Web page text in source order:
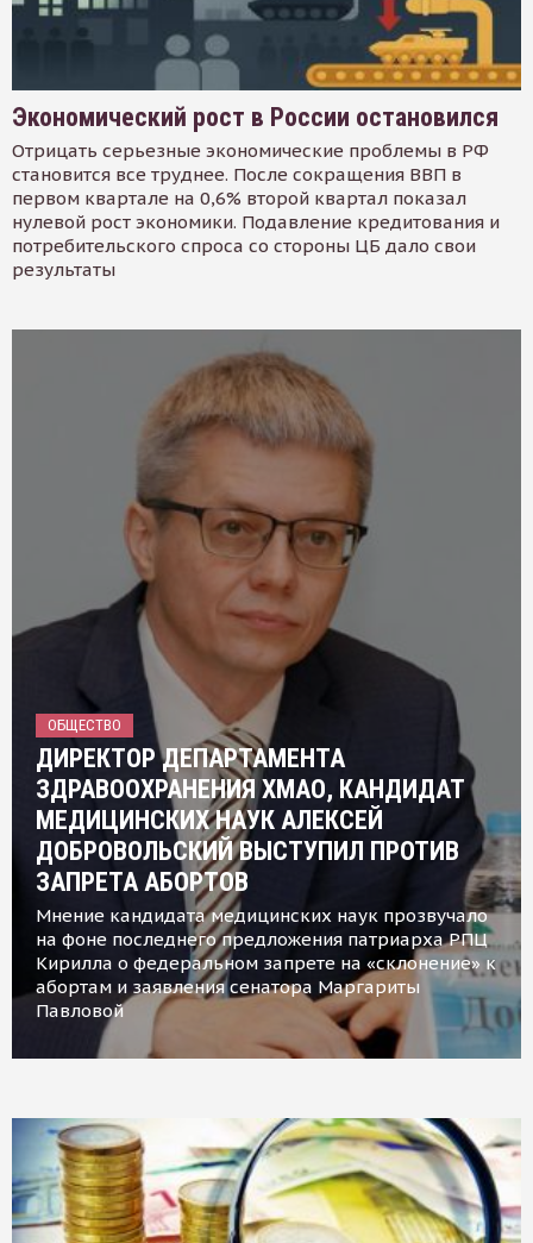
Экономический рост в России остановился
Отрицать серьезные экономические проблемы в РФ
становится все труднее. После сокращения ВВП в
первом квартале на 0,6% второй квартал показал
нулевой рост экономики. Подавление кредитования и
потребительского спроса со стороны ЦБ дало свои
результаты
ОБЩЕСТВО
ДИРЕКТОР ДЕПАРТАМЕНТА
ЗДРАВООХРАНЕНИЯ ХМАО, КАНДИДАТ
МЕДИЦИНСКИХ НАУК АЛЕКСЕЙ
ДОБРОВОЛЬСКИЙ ВЫСТУПИЛ ПРОТИВ
ЗАПРЕТА АБОРТОВ
Мнение кандидата медицинских наук прозвучало
на фоне последнего предложения патриарха РПЦ
Кирилла о федеральном запрете на «склонение» к
абортам и заявления сенатора Маргариты
Павловой